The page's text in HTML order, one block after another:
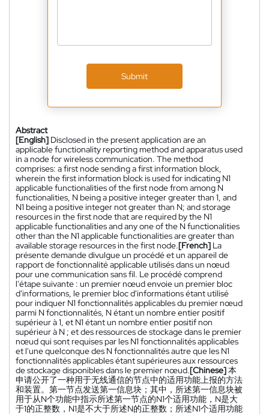
Submit
Abstract
[English] Disclosed in the present application are an
applicable functionality reporting method and apparatus used
in a node for wireless communication. The method
comprises: a first node sending a first information block,
wherein the first information block is used for indicating N1
applicable functionalities of the first node from among N
functionalities, N being a positive integer greater than 1, and
N1 being a positive integer not greater than N; and storage
resources in the first node that are required by the N1
applicable functionalities and any one of the N functionalities
other than the N1 applicable functionalities are greater than
available storage resources in the first node.[French] La
présente demande divulgue un procédé et un appareil de
rapport de fonctionnalité applicable utilisés dans un nœud
pour une communication sans fil. Le procédé comprend
l'étape suivante : un premier nœud envoie un premier bloc
d'informations, le premier bloc d'informations étant utilisé
pour indiquer N1 fonctionnalités applicables du premier nœud
parmi N fonctionnalités, N étant un nombre entier positif
supérieur à 1, et N1 étant un nombre entier positif non
supérieur à N ; et des ressources de stockage dans le premier
nœud qui sont requises par les N1 fonctionnalités applicables
et l'une quelconque des N fonctionnalités autre que les N1
fonctionnalités applicables étant supérieures aux ressources
de stockage disponibles dans le premier nœud.[Chinese]本
申请公开了一种用于无线通信的节点中的适用功能上报的方法
和装置。第一节点发送第一信息块；其中，所述第一信息块被
用于从N个功能中指示所述第一节点的N1个适用功能，N是大
于1的正整数，N1是不大于所述N的正整数；所述N1个适用功能